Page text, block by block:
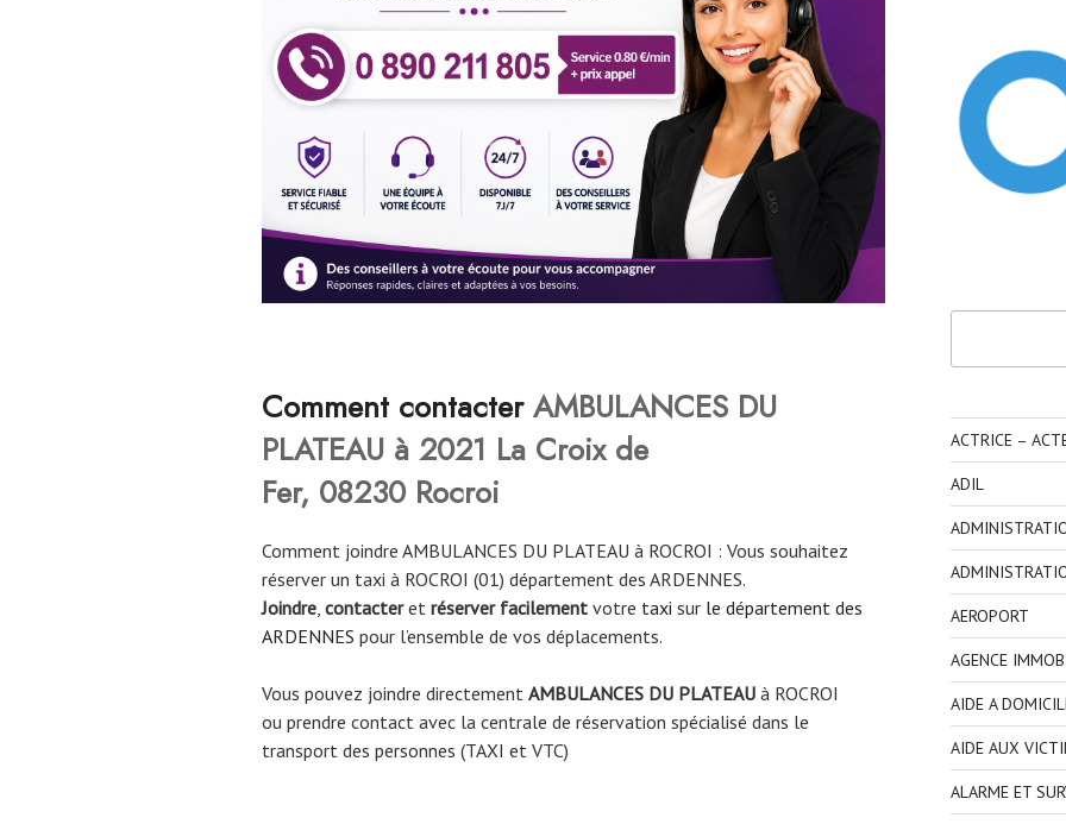
Comment contacterAMBULANCES DU
PLATEAU à 2021 La Croix de
Fer, 08230 Rocroi
Comment joindre AMBULANCES DU PLATEAU à ROCROI : Vous souhaitez
réserver un taxi à ROCROI (01) département des ARDENNES.
Joindre, contacteret réserver facilement votre taxi sur le département des
ARDENNES pour l’ensemble de vos déplacements.
Vous pouvez joindre directement AMBULANCES DU PLATEAU à ROCROI
ou prendre contact avec la centrale de réservation spécialisé dans le
transport des personnes (TAXI et VTC)
ACTRICE –
ADIL
AEROPORT
AGENCE
AIDE A
AIDE AUX
ALARME ET